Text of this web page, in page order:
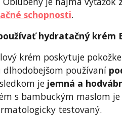
schopnosti.
hydratačný krém
krém poskytuje pokožke
dlhodobejšom používaní
je jemná a
s bambuckým maslom je
testovaný.